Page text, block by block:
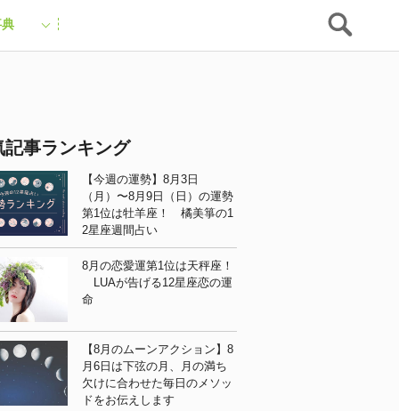
記事ランキング
【今週の運勢】8月3日
（月）〜8月9日（日）の運勢
第1位は牡羊座！ 橘美箏の1
2星座週間占い
8月の恋愛運第1位は天秤座！
LUAが告げる12星座恋の運
命
【8月のムーンアクション】8
月6日は下弦の月、月の満ち
欠けに合わせた毎日のメソッ
ドをお伝えします